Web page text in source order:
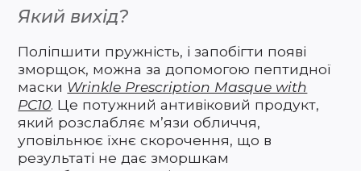
Який вихід?
Поліпшити пружність, і запобігти появі
зморщок, можна за допомогою пептидної
маски Wrinkle Prescription Masque with
PC10. Це потужний антивіковий продукт,
який розслабляє м’язи обличчя,
уповільнює їхнє скорочення, що в
результаті не дає зморшкам